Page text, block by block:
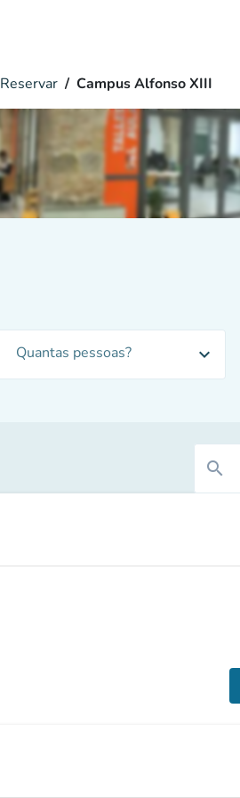
Reservar Campus Alfonso XIII
Quantas pessoas? expand_more
search